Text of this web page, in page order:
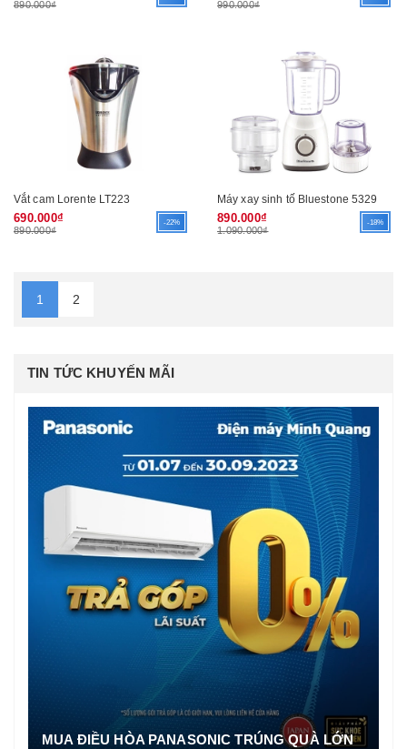
890.000₫ 990.000₫
Vắt cam Lorente LT223
690.000₫
890.000₫
-22%
Máy xay sinh tố Bluestone 5329
890.000₫
1.090.000₫
-18%
1 2
TIN TỨC KHUYẾN MÃI
MUA ĐIỀU HÒA PANASONIC TRÚNG QUÀ LỚN